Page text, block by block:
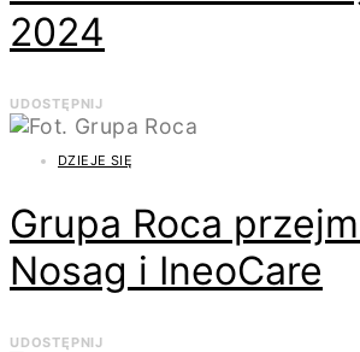
2024
UDOSTĘPNIJ
DZIEJE SIĘ
Grupa Roca
Nosag i IneoCare
UDOSTĘPNIJ